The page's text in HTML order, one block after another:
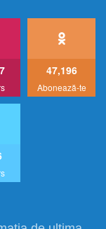
47,196
Abonează-te